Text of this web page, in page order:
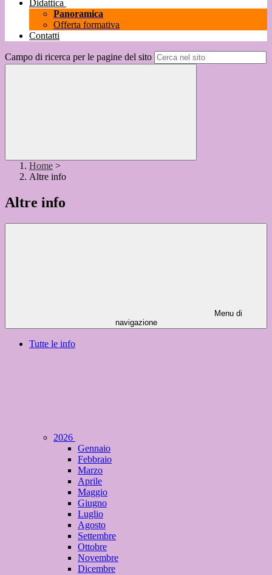
Didattica
Panoramica
Offerta formativa
Contatti
Campo di ricerca per le pagine del sito
Home >
Altre info
Altre info
Menu di
navigazione
Tutte le info
2026
Gennaio
Febbraio
Marzo
Aprile
Maggio
Giugno
Luglio
Agosto
Settembre
Ottobre
Novembre
Dicembre